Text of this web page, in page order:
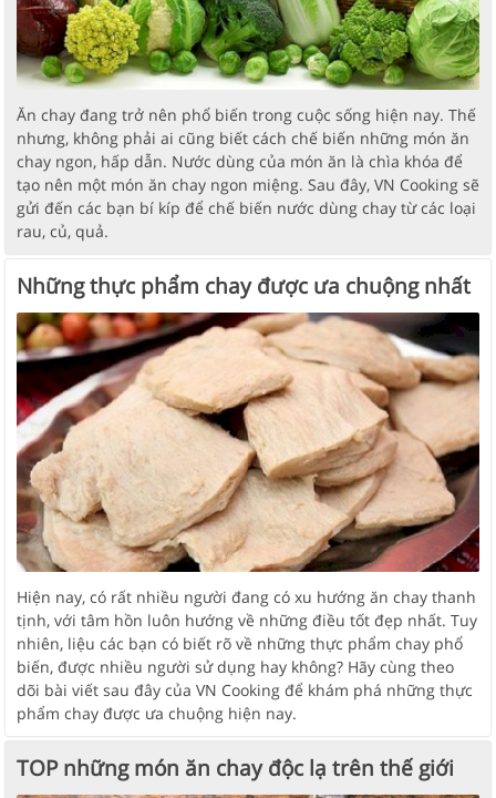
Ăn chay đang trở nên phổ biến trong cuộc sống hiện nay. Thế
nhưng, không phải ai cũng biết cách chế biến những món ăn
chay ngon, hấp dẫn. Nước dùng của món ăn là chìa khóa để
tạo nên một món ăn chay ngon miệng. Sau đây, VN Cooking sẽ
gửi đến các bạn bí kíp để chế biến nước dùng chay từ các loại
rau, củ, quả.
Những thực phẩm chay được ưa chuộng nhất
Hiện nay, có rất nhiều người đang có xu hướng ăn chay thanh
tịnh, với tâm hồn luôn hướng về những điều tốt đẹp nhất. Tuy
nhiên, liệu các bạn có biết rõ về những thực phẩm chay phổ
biến, được nhiều người sử dụng hay không? Hãy cùng theo
dõi bài viết sau đây của VN Cooking để khám phá những thực
phẩm chay được ưa chuộng hiện nay.
TOP những món ăn chay độc lạ trên thế giới